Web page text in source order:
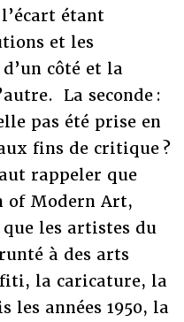
étant
et les
côté et la
La seconde :
pas été prise en
fins de critique ?
rappeler que
of Modern Art,
les artistes du
à des arts
la caricature, la
les années 1950, la